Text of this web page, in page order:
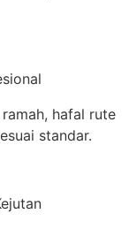
hafal rute
standar.